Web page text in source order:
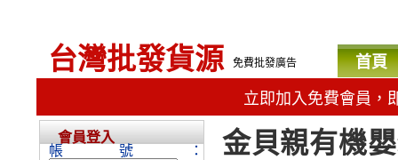
台灣批發貨源 免費批發廣告 首頁
立即加入免費會員，
金貝親有機
會員登入
帳號：